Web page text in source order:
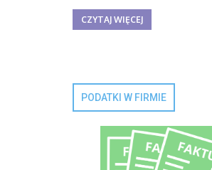
CZYTAJ WIĘCEJ
PODATKI W FIRMIE